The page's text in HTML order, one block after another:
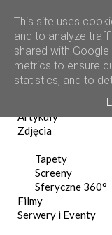
Home
Artykuły
Zdjęcia
Tapety
Screeny
Sferyczne 360°
Filmy
Serwery i Eventy
This site uses
and to analyze
shared with
metrics to ensure
statistics, and to